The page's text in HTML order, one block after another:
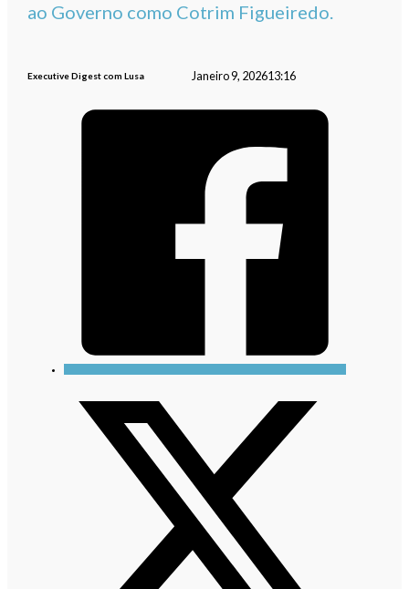
ao Governo como Cotrim Figueiredo.
Executive Digest com Lusa Janeiro 9, 202613:16